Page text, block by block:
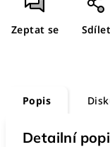
Zeptat se Sdílet
Popis
Detailní